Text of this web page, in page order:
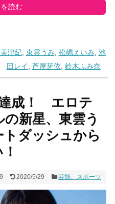
読む
津紀, 東雲うみ 松嶋えいみ 池
田レイ
芦屋芽依 鈴木ふみ奈
成！ エロテ
新星、東雲う
ダッシュから
2020/5/29 芸能、スポーツ